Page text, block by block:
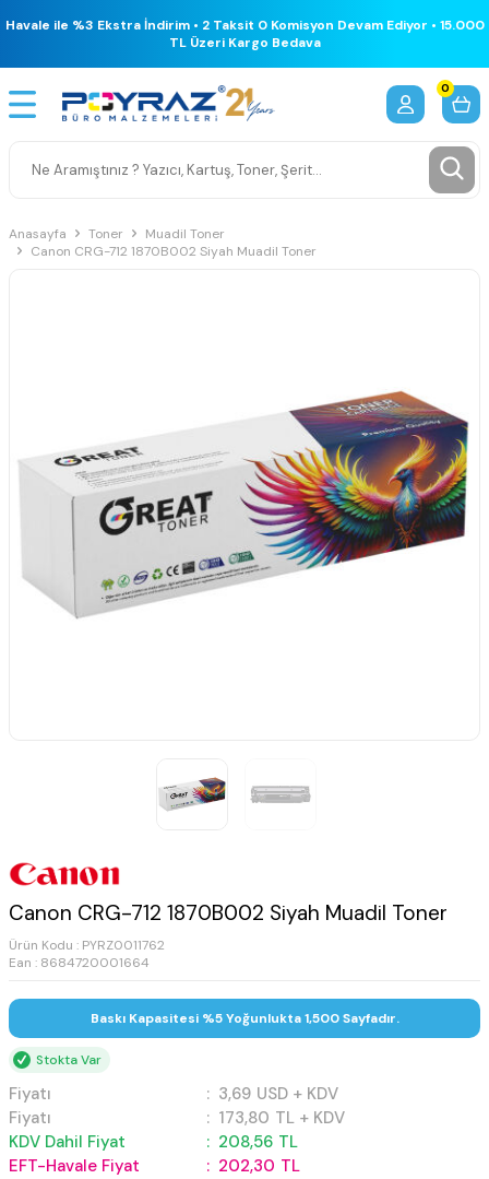
Havale ile %3 Ekstra İndirim • 2 Taksit 0 Komisyon Devam Ediyor • 15.000
TL Üzeri Kargo Bedava
0
Anasayfa Toner
Muadil Toner
Canon CRG-712 1870B002 Siyah Muadil Toner
Canon CRG-712 1870B002 Siyah Muadil Toner
Ürün Kodu : PYRZ0011762
Ean : 8684720001664
Baskı Kapasitesi %5 Yoğunlukta 1,500 Sayfadır.
Stokta Var
Fiyatı : 3,69 USD + KDV
Fiyatı
: 173,80 TL + KDV
KDV Dahil Fiyat
: 208,56 TL
EFT-Havale Fiyat
: 202,30 TL